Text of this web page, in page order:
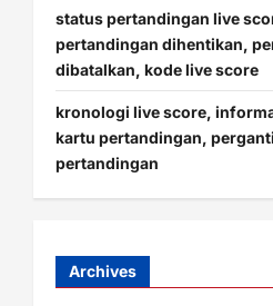
status pertandingan live
pertandingan dihentikan,
dibatalkan, kode live score
kronologi live score,
kartu pertandingan,
pertandingan
Archives